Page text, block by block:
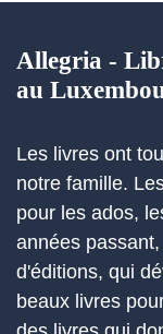
Allegria -
au
Les livres ont
notre famille.
pour les ados,
années
d'éditions, qui
beaux livres